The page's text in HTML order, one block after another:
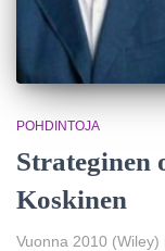
POHDINTOJA
Strateginen
Koskinen
Vuonna 2010